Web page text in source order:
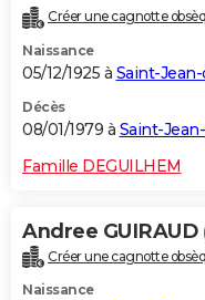
Créer une cagnotte
Naissance
05/12/1925 à Saint-
Décès
08/01/1979 à Saint-
Famille DEGUILHEM
Andree GUIRAUD
Créer une cagnotte
Naissance